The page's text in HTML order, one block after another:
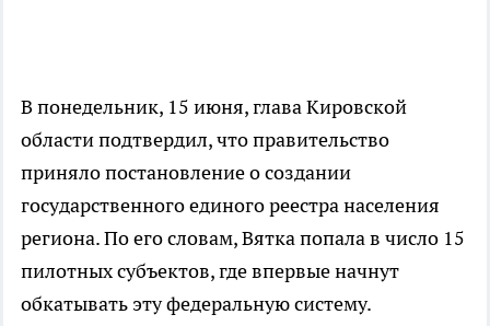
В понедельник, 15 июня, глава Кировской
области подтвердил, что правительство
приняло постановление о создании
государственного единого реестра населения
региона. По его словам, Вятка попала в число 15
пилотных субъектов, где впервые начнут
обкатывать эту федеральную систему.